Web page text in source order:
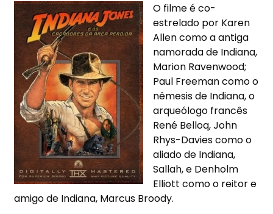
O filme é co-
estrelado por Karen
Allen como a antiga
namorada de Indiana,
Marion Ravenwood;
Paul Freeman como o
nêmesis de Indiana, o
arqueólogo francês
René Belloq, John
Rhys-Davies como o
aliado de Indiana,
Sallah, e Denholm
Elliott como o reitor e
amigo de Indiana, Marcus Broody.